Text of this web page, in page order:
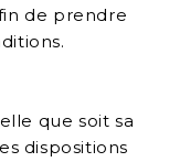
de prendre
que soit sa
dispositions